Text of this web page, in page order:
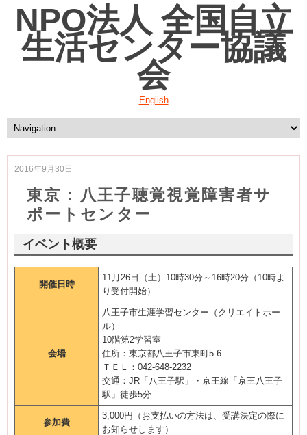
NPO法人 全国自立
生活センター協議
会
English
2016年9月30日
東京 : 八王子聴覚視覚障害者サ
ポートセンター
イベント概要
開催日時
11月26日（土）10時30分～16時20分（10時よ
り受付開始）
会場
八王子市生涯学習センター（クリエイトホー
ル）
10階第2学習室
住所：東京都八王子市東町5-6
ＴＥＬ：042-648-2232
交通：JR「八王子駅」・京王線「京王八王子
駅」徒歩5分
参加費
3,000円（お支払いの方法は、受講決定の際に
お知らせします）